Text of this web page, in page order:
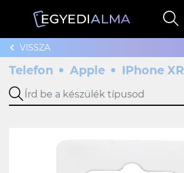
VISSZA
Telefon Apple IPhone XR